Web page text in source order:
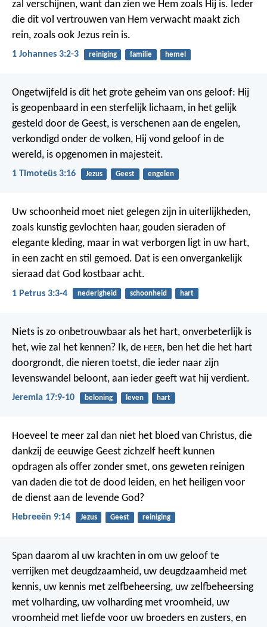
zal verschijnen, want dan zien we Hem zoals Hij is. Ieder
die dit vol vertrouwen van Hem verwacht maakt zich
rein, zoals ook Jezus rein is.
1 Johannes 3:2-3 reiniging familie hemel
Ongetwijfeld is dit het grote geheim van ons geloof: Hij
is geopenbaard in een sterfelijk lichaam, in het gelijk
gesteld door de Geest, is verschenen aan de engelen,
verkondigd onder de volken, Hij vond geloof in de
wereld, is opgenomen in majesteit.
1 Timoteüs 3:16 Jezus Geest engelen
Uw schoonheid moet niet gelegen zijn in uiterlijkheden,
zoals kunstig gevlochten haar, gouden sieraden of
elegante kleding, maar in wat verborgen ligt in uw hart,
in een zacht en stil gemoed. Dat is een onvergankelijk
sieraad dat God kostbaar acht.
1 Petrus 3:3-4 nederigheid schoonheid hart
Niets is zo onbetrouwbaar als het hart, onverbeterlijk is
het, wie zal het kennen? Ik, de HEER, ben het die het hart
doorgrondt, die nieren toetst, die ieder naar zijn
levenswandel beloont, aan ieder geeft wat hij verdient.
Jeremia 17:9-10 beloning leven hart
Hoeveel te meer zal dan niet het bloed van Christus, die
dankzij de eeuwige Geest zichzelf heeft kunnen
opdragen als offer zonder smet, ons geweten reinigen
van daden die tot de dood leiden, en het heiligen voor
de dienst aan de levende God?
Hebreeën 9:14 Jezus Geest reiniging
Span daarom al uw krachten in om uw geloof te
verrijken met deugdzaamheid, uw deugdzaamheid met
kennis, uw kennis met zelfbeheersing, uw zelfbeheersing
met volharding, uw volharding met vroomheid, uw
vroomheid met liefde voor uw broeders en zusters, en